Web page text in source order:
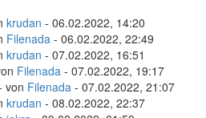
krudan - 06.02.2022, 14:20
Filenada - 06.02.2022, 22:49
krudan - 07.02.2022, 16:51
Filenada - 07.02.2022, 19:17
von Filenada - 07.02.2022, 21:07
krudan - 08.02.2022, 22:37